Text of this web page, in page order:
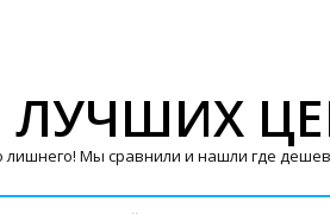
ЛУЧШИХ
лишнего! Мы сравнили и нашли где